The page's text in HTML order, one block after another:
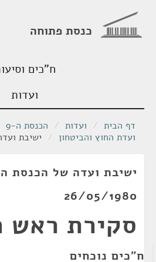
כנסת פתוחה
ח"כים
ועדות
דף הבית / ועדות / הכנסת ה-9
ועדת החוץ והביטחון / ישיבת ועדה
26/05/1980
סקירת ראש
ח"כים נוכחים